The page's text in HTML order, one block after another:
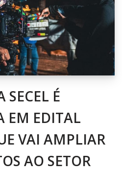
SECEL É
EM EDITAL
VAI AMPLIAR
AO SETOR